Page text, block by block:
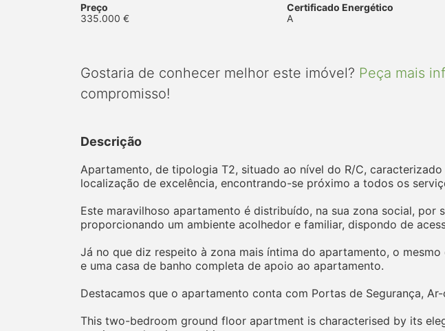
Preço
335.000 €
Certificado Energético
A
Gostaria de conhecer melhor este imóvel? Peça mais
compromisso!
Descrição
Apartamento, de tipologia T2, situado ao nível do R/C,
localização de excelência, encontrando-se próximo a todos os
Este maravilhoso apartamento é distribuído, na sua zona social,
proporcionando um ambiente acolhedor e familiar, dispondo de
Já no que diz respeito à zona mais íntima do apartamento, o
e uma casa de banho completa de apoio ao apartamento.
Destacamos que o apartamento conta com Portas de Segurança,
This two-bedroom ground floor apartment is characterised by its